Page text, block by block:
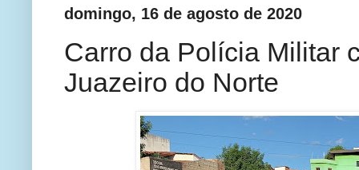
domingo, 16 de agosto de 2020
Carro da Polícia Militar
Juazeiro do Norte